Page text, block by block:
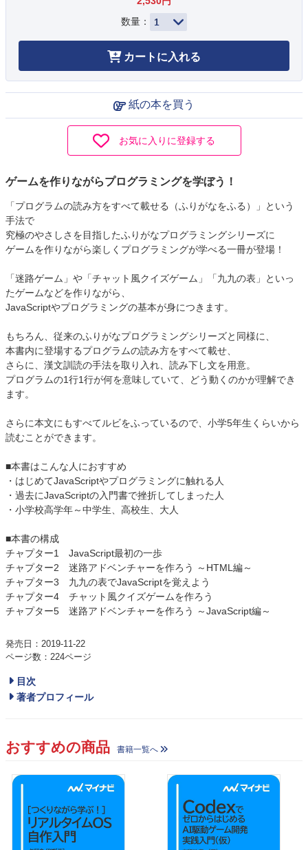
数量：
カートに入れる
紙の本を買う
お気に入りに登録する
ゲームを作りながらプログラミングを学ぼう！
「プログラムの読み方をすべて載せる（ふりがなをふる）」という
手法で
究極のやさしさを目指したふりがなプログラミングシリーズに
ゲームを作りながら楽しくプログラミングが学べる一冊が登場！
「迷路ゲーム」や「チャット風クイズゲーム」「九九の表」といっ
たゲームなどを作りながら、
JavaScriptやプログラミングの基本が身につきます。
もちろん、従来のふりがなプログラミングシリーズと同様に、
本書内に登場するプログラムの読み方をすべて載せ、
さらに、漢文訓読の手法を取り入れ、読み下し文を用意。
プログラムの1行1行が何を意味していて、どう動くのかが理解でき
ます。
さらに本文にもすべてルビをふっているので、小学5年生くらいから
読むことができます。
■本書はこんな人におすすめ
・はじめてJavaScriptやプログラミングに触れる人
・過去にJavaScriptの入門書で挫折してしまった人
・小学校高学年～中学生、高校生、大人
■本書の構成
チャプター1 JavaScript最初の一歩
チャプター2 迷路アドベンチャーを作ろう ～HTML編～
チャプター3 九九の表でJavaScriptを覚えよう
チャプター4 チャット風クイズゲームを作ろう
チャプター5 迷路アドベンチャーを作ろう ～JavaScript編～
発売日：2019-11-22
ページ数：224ページ
目次
著者プロフィール
おすすめの商品 書籍一覧へ